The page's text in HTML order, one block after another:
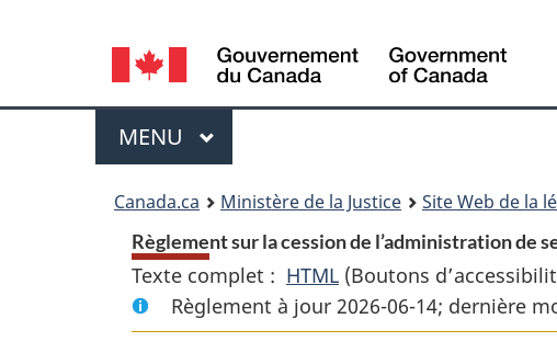
Language
selection
Menu
MENU PRINCIPAL
Canada.ca Ministère de la Justice Site Web de la
Règlement sur la cession de l’administration de
Texte complet : HTML Texte
complet
:
(Boutons
Règlement à jour 2026-06-14; dernière